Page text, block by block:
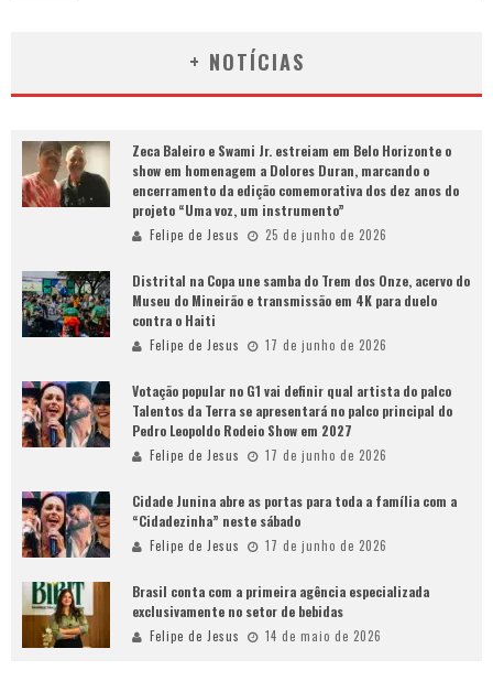
+ NOTÍCIAS
Zeca Baleiro e Swami Jr. estreiam em Belo Horizonte o
show em homenagem a Dolores Duran, marcando o
encerramento da edição comemorativa dos dez anos do
projeto “Uma voz, um instrumento”
Felipe de Jesus 25 de junho de 2026
Distrital na Copa une samba do Trem dos Onze, acervo do
Museu do Mineirão e transmissão em 4K para duelo
contra o Haiti
Felipe de Jesus 17 de junho de 2026
Votação popular no G1 vai definir qual artista do palco
Talentos da Terra se apresentará no palco principal do
Pedro Leopoldo Rodeio Show em 2027
Felipe de Jesus 17 de junho de 2026
Cidade Junina abre as portas para toda a família com a
“Cidadezinha” neste sábado
Felipe de Jesus 17 de junho de 2026
Brasil conta com a primeira agência especializada
exclusivamente no setor de bebidas
Felipe de Jesus 14 de maio de 2026